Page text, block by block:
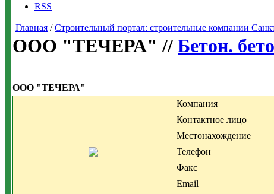
RSS
Главная /Строительный портал: строительные компании
ООО "ТЕЧЕРА" // Бетон.
ООО "ТЕЧЕРА"
Компания
Контактное лицо
Местонахождение
Телефон
Факс
Email